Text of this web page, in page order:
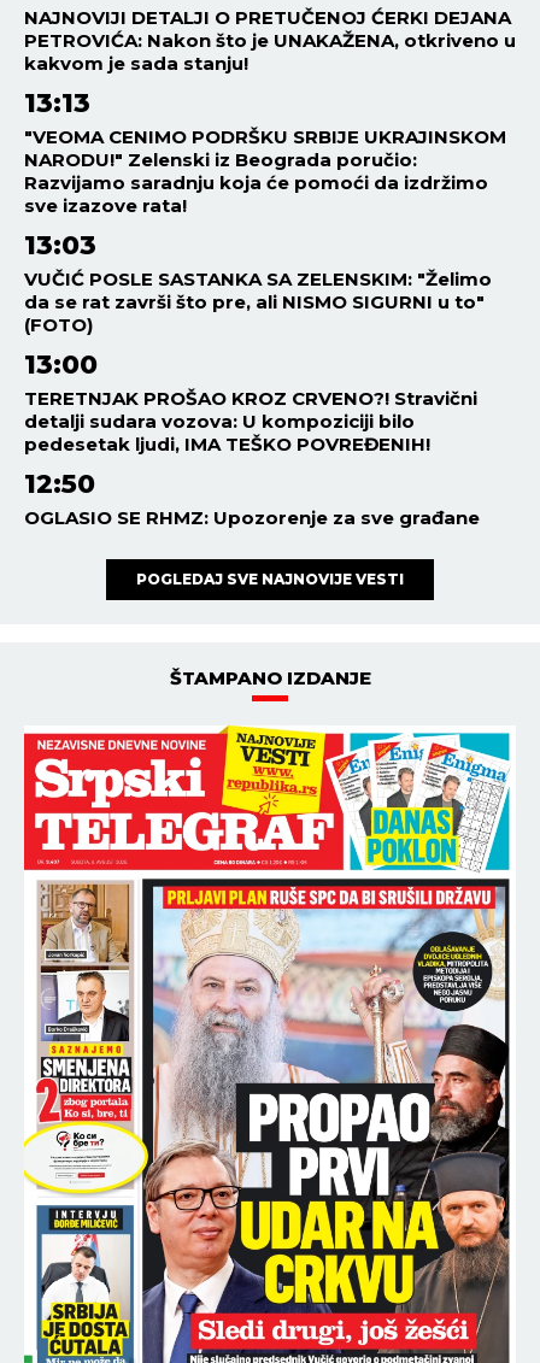
NAJNOVIJI DETALJI O PRETUČENOJ ĆERKI DEJANA
PETROVIĆA: Nakon što je UNAKAŽENA, otkriveno u
kakvom je sada stanju!
13:13
"VEOMA CENIMO PODRŠKU SRBIJE UKRAJINSKOM
NARODU!" Zelenski iz Beograda poručio:
Razvijamo saradnju koja će pomoći da izdržimo
sve izazove rata!
13:03
VUČIĆ POSLE SASTANKA SA ZELENSKIM: "Želimo
da se rat završi što pre, ali NISMO SIGURNI u to"
(FOTO)
13:00
TERETNJAK PROŠAO KROZ CRVENO?! Stravični
detalji sudara vozova: U kompoziciji bilo
pedesetak ljudi, IMA TEŠKO POVREĐENIH!
12:50
OGLASIO SE RHMZ: Upozorenje za sve građane
POGLEDAJ SVE NAJNOVIJE VESTI
ŠTAMPANO IZDANJE